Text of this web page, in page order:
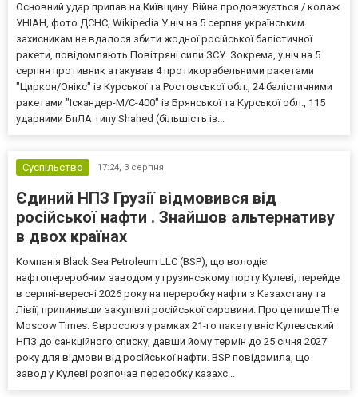
Основний удар припав на Київщину. Війна продовжується / колаж
УНІАН, фото ДСНС, Wikipedia У ніч на 5 серпня українським
захисникам не вдалося збити жодної російської балістичної
ракети, повідомляють Повітряні сили ЗСУ. Зокрема, у ніч на 5
серпня противник атакував 4 протикорабельними ракетами
"Циркон/Онікс" із Курської та Ростовської обл., 24 балістичними
ракетами "Іскандер-М/С-400" із Брянської та Курської обл., 115
ударними БпЛА типу Shahed (більшість із...
Суспільство 17:24, 3 серпня
Єдиний НПЗ Грузії відмовився від
російської нафти . Знайшов альтернативу
в двох країнах
Компанія Black Sea Petroleum LLC (BSP), що володіє
нафтопереробним заводом у грузинському порту Кулеві, перейде
в серпні-вересні 2026 року на переробку нафти з Казахстану та
Лівії, припинивши закупівлі російської сировини. Про це пише The
Moscow Times. Євросоюз у рамках 21-го пакету вніс Кулевський
НПЗ до санкційного списку, давши йому термін до 25 січня 2027
року для відмови від російської нафти. BSP повідомила, що
завод у Кулеві розпочав переробку казахс...